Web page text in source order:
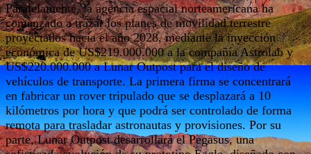
Paralelamente, la agencia espacial norteamericana ha
comenzado a trazar los planes de movilidad terrestre
proyectados hacia el año 2028, mediante la inyección
económica de US$219.000.000 a la compañía Astrolab y
US$220.000.000 a Lunar Outpost para el diseño de
vehículos de transporte. La primera firma se concentrará
en fabricar un rover tripulado que se desplazará a 10
kilómetros por hora y que podrá ser controlado de forma
remota para trasladar astronautas y provisiones. Por su
parte, Lunar Outpost desarrollará el Pegasus, una